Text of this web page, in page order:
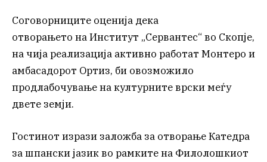
Соговорниците оценија дека
отворањето на Институт „Сервантес“ во Скопје,
на чија реализација активно работат Монтеро и
амбасадорот Ортиз, би овозможило
продлабочување на културните врски меѓу
двете земји.
Гостинот изрази заложба за отворање Катедра
за шпански јазик во рамките на Филолошкиот